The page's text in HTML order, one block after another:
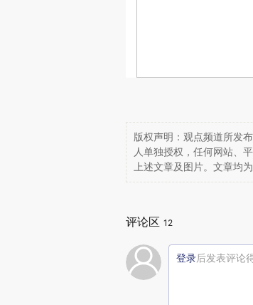
版权声明：观点频道所发
人单独授权，任何网站、
上述文章及图片。文章均
评论区 12
登录后发表评论